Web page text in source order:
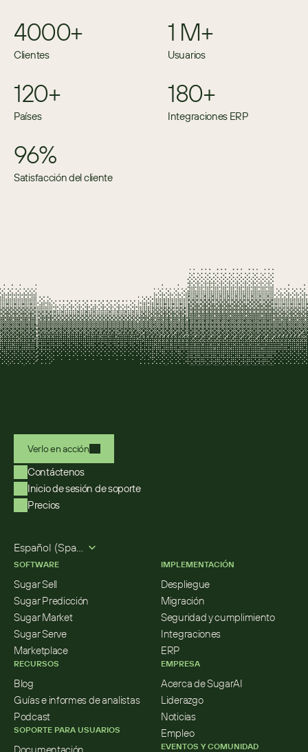
4000+
Clientes
1 M+
Usuarios
120+
Países
180+
Integraciones ERP
96%
Satisfacción del cliente
Verlo en acción
Contáctenos
Inicio de sesión de soporte
Precios
Español (Spanish)
SOFTWARE
Sugar Sell
Sugar Predicción
Sugar Market
Sugar Serve
Marketplace
RECURSOS
Blog
Guías e informes de analistas
Podcast
SOPORTE PARA USUARIOS
IMPLEMENTACIÓN
Despliegue
Migración
Seguridad y cumplimiento
Integraciones
ERP
EMPRESA
Acerca de SugarAI
Liderazgo
Noticias
Empleo
EVENTOS Y COMUNIDAD